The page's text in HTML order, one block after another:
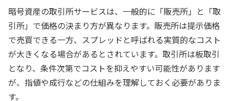
暗号資産の取引所サービスは、一般的に「販売所」と「取
引所」で価格の決まり方が異なります。販売所は提示価格
で売買できる一方、スプレッドと呼ばれる実質的なコスト
が大きくなる場合があるとされています。取引所は板取引
となり、条件次第でコストを抑えやすい可能性があります
が、指値や成行などの仕組みを理解しておく必要がありま
す。